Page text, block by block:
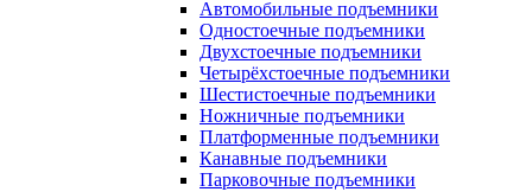
Автомобильные подъемники
Одностоечные подъемники
Двухстоечные подъемники
Четырёхстоечные подъемники
Шестистоечные подъемники
Ножничные подъемники
Платформенные подъемники
Канавные подъемники
Парковочные подъемники